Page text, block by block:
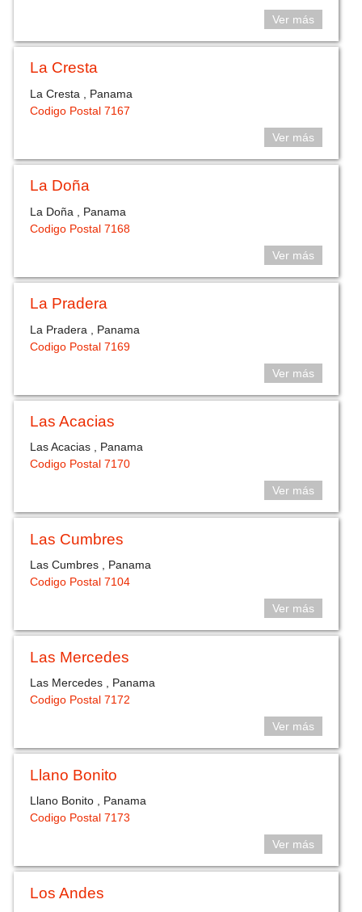
Ver más
La Cresta
La Cresta , Panama
Codigo Postal 7167
Ver más
La Doña
La Doña , Panama
Codigo Postal 7168
Ver más
La Pradera
La Pradera , Panama
Codigo Postal 7169
Ver más
Las Acacias
Las Acacias , Panama
Codigo Postal 7170
Ver más
Las Cumbres
Las Cumbres , Panama
Codigo Postal 7104
Ver más
Las Mercedes
Las Mercedes , Panama
Codigo Postal 7172
Ver más
Llano Bonito
Llano Bonito , Panama
Codigo Postal 7173
Ver más
Los Andes